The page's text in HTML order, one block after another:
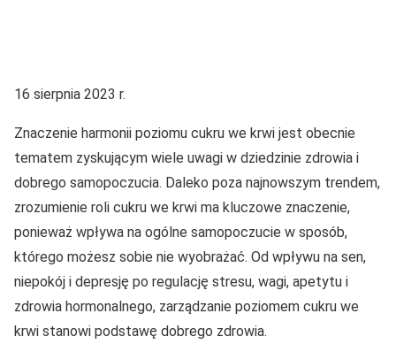
16 sierpnia 2023 r.
Znaczenie harmonii poziomu cukru we krwi jest obecnie
tematem zyskującym wiele uwagi w dziedzinie zdrowia i
dobrego samopoczucia. Daleko poza najnowszym trendem,
zrozumienie roli cukru we krwi ma kluczowe znaczenie,
ponieważ wpływa na ogólne samopoczucie w sposób,
którego możesz sobie nie wyobrażać. Od wpływu na sen,
niepokój i depresję po regulację stresu, wagi, apetytu i
zdrowia hormonalnego, zarządzanie poziomem cukru we
krwi stanowi podstawę dobrego zdrowia.